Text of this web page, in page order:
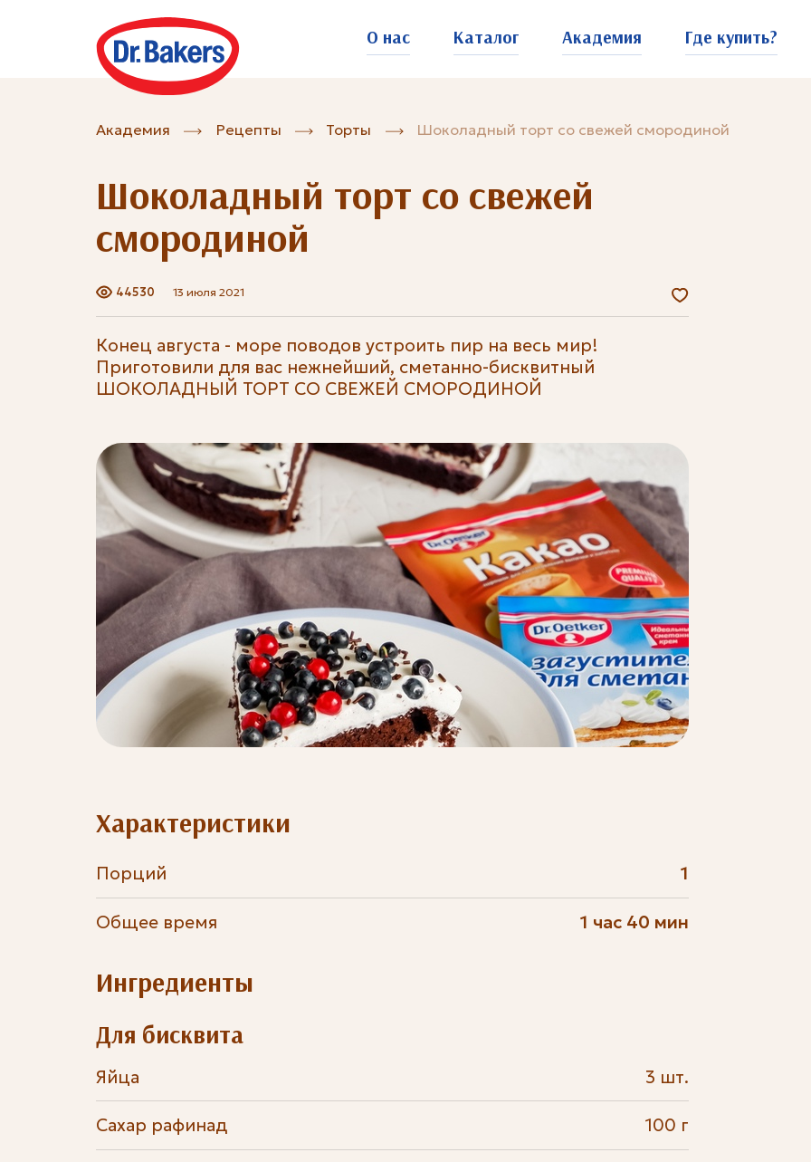
О нас Каталог Академия Где купить?
Академия Рецепты Торты Шоколадный торт со свежей смородиной
Шоколадный торт со свежей
смородиной
44530 13 июля 2021
Конец августа - море поводов устроить пир на весь мир!
Приготовили для вас нежнейший, сметанно-бисквитный
ШОКОЛАДНЫЙ ТОРТ СО СВЕЖЕЙ СМОРОДИНОЙ
Характеристики
Порций 1
Общее время 1 час 40 мин
Ингредиенты
Для бисквита
Яйца 3 шт.
Сахар рафинад 100 г